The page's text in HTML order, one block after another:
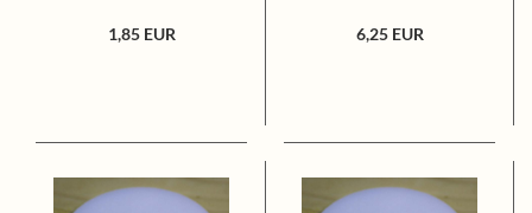
1,85 EUR 6,25 EUR